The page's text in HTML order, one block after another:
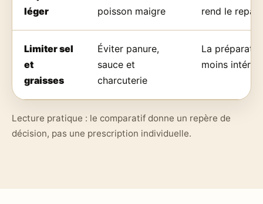
léger
poisson maigre
rend le
Limiter sel
et
graisses
Éviter panure,
sauce et
charcuterie
La
moins
Lecture pratique : le comparatif donne un repère de
décision, pas une prescription individuelle.